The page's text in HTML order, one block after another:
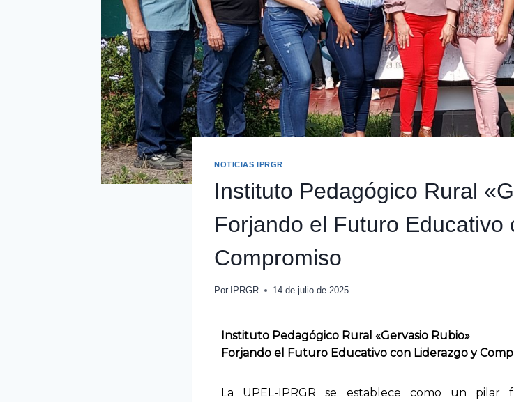
NOTICIAS IPRGR
Instituto Pedagógico Rural
Forjando el Futuro Educativo
Compromiso
Por IPRGR 14 de julio de 2025
Instituto Pedagógico Rural «Gervasio Rubio»
Forjando el Futuro Educativo con Liderazgo y
La UPEL-IPRGR se establece como un